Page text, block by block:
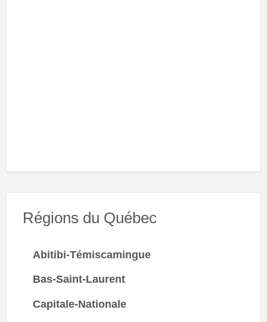
Régions du Québec
Abitibi-Témiscamingue
Bas-Saint-Laurent
Capitale-Nationale